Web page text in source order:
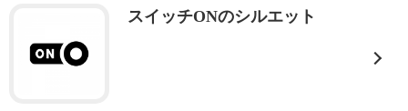
スイッチONのシルエット